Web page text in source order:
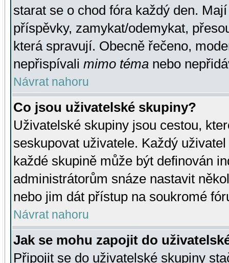
starat se o chod fóra každý den.
příspěvky, zamykat/odemykat,
která spravují. Obecně řečeno,
nepřispívali mimo téma nebo
Návrat nahoru
Co jsou uživatelské skupiny?
Uživatelské skupiny jsou cestou,
seskupovat uživatele. Každý
každé skupině může být definován
administrátorům snáze nastavit
nebo jim dát přístup na soukromé
Návrat nahoru
Jak se mohu zapojit do
Připojit se do uživatelské skupiny